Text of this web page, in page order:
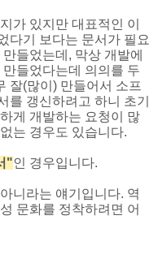
가 있지만 대표적인 이
다기 보다는 문서가 필요
들었는데, 막상 개발에
들었다는데 의의를 두
잘(많이) 만들어서 소프
를 갱신하려고 하니 초기
게 개발하는 요청이 많
는 경우도 있습니다.
"인 경우입니다.
니라는 얘기입니다. 역
문화를 정착하려면 어